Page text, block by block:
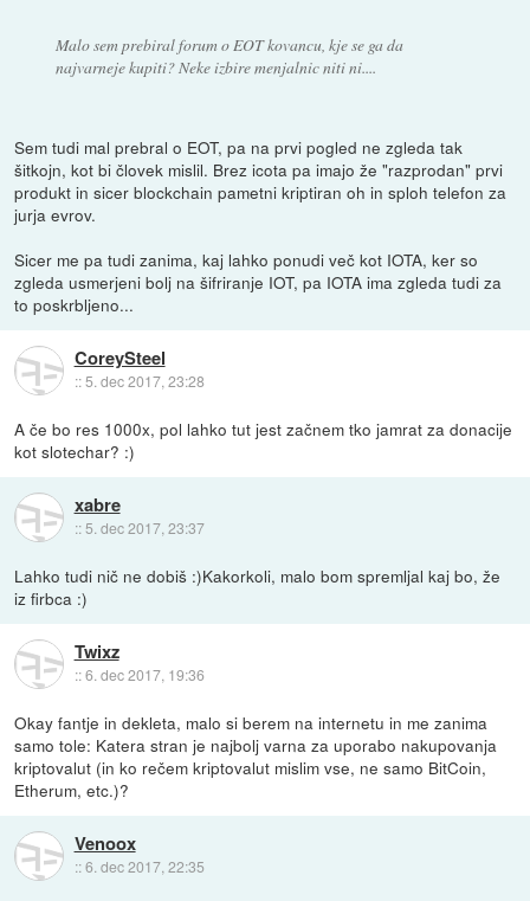
Malo sem prebiral forum o EOT kovancu, kje se ga da
najvarneje kupiti? Neke izbire menjalnic niti ni....
Sem tudi mal prebral o EOT, pa na prvi pogled ne zgleda tak
šitkojn, kot bi človek mislil. Brez icota pa imajo že "razprodan" prvi
produkt in sicer blockchain pametni kriptiran oh in sploh telefon za
jurja evrov.
Sicer me pa tudi zanima, kaj lahko ponudi več kot IOTA, ker so
zgleda usmerjeni bolj na šifriranje IOT, pa IOTA ima zgleda tudi za
to poskrbljeno...
CoreySteel
::5. dec 2017, 23:28
A če bo res 1000x, pol lahko tut jest začnem tko jamrat za donacije
kot slotechar? :)
xabre
:: 5. dec 2017, 23:37
Lahko tudi nič ne dobiš :)Kakorkoli, malo bom spremljal kaj bo, že
iz firbca :)
Twixz
::6. dec 2017, 19:36
Okay fantje in dekleta, malo si berem na internetu in me zanima
samo tole: Katera stran je najbolj varna za uporabo nakupovanja
kriptovalut (in ko rečem kriptovalut mislim vse, ne samo BitCoin,
Etherum, etc.)?
Venoox
::6. dec 2017, 22:35